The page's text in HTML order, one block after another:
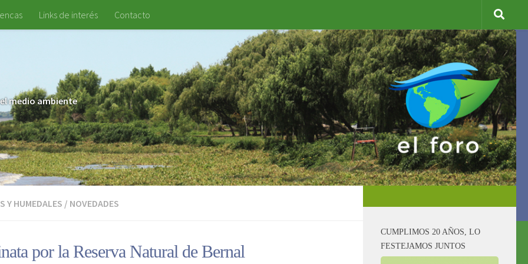
Links de interés Contacto
medio ambiente
Y HUMEDALES / NOVEDADES
por la Reserva Natural de Bernal
CUMPLIMOS 20 AÑOS, LO
FESTEJAMOS JUNTOS